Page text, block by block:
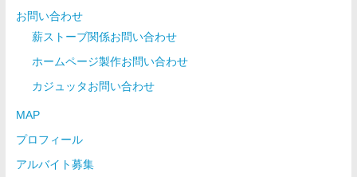
お問い合わせ
薪ストーブ関係お問い合わせ
ホームページ製作お問い合わせ
カジュッタお問い合わせ
MAP
プロフィール
アルバイト募集